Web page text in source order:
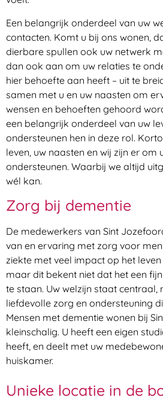
Een belangrijk onderdeel van uw
contacten. Komt u bij ons wonen,
dierbare spullen ook uw netwerk
dan ook aan om uw relaties te
hier behoefte aan heeft – uit te
samen met u en uw naasten om
wensen en behoeften gehoord
een belangrijk onderdeel van uw
ondersteunen hen in deze rol.
leven, uw naasten en wij zijn er om
ondersteunen. Waarbij we altijd
wél kan.
Zorg bij dementie
De medewerkers van Sint
van en ervaring met zorg voor
ziekte met veel impact op het
maar dit bekent niet dat het een
te staan. Uw welzijn staat centraal,
liefdevolle zorg en ondersteuning
Mensen met dementie wonen bij
kleinschalig. U heeft een eigen
heeft, en deelt met uw
huiskamer.
Unieke locatie in de